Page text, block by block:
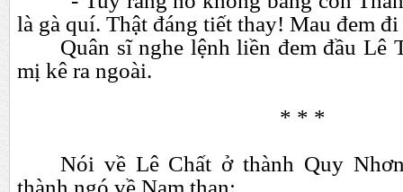
là gà quí. Thật đáng tiết thay! Mau đem
Quân sĩ nghe lệnh liền đem đầu Lê
mị kê ra ngoài.
* * *
Nói về Lê Chất ở thành Quy